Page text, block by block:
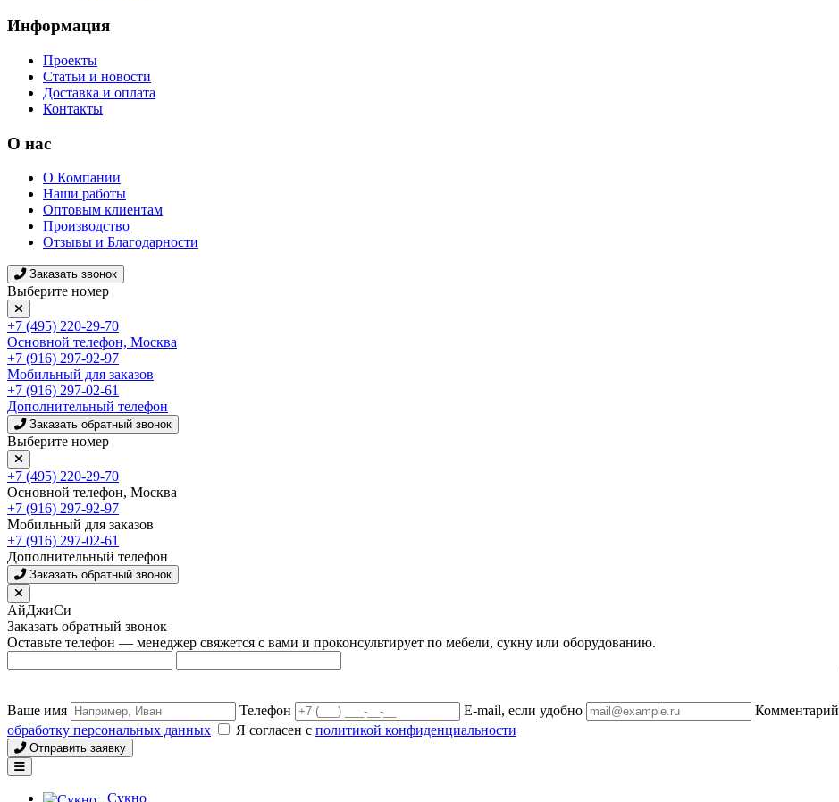
Информация
Проекты
Статьи и новости
Доставка и оплата
Контакты
О нас
О Компании
Наши работы
Оптовым клиентам
Производство
Отзывы и Благодарности
Заказать звонок
Выберите номер
+7 (495) 220-29-70
Основной телефон, Москва
+7 (916) 297-92-97
Мобильный для заказов
+7 (916) 297-02-61
Дополнительный телефон
Заказать обратный звонок
Выберите номер
+7 (495) 220-29-70
Основной телефон, Москва
+7 (916) 297-92-97
Мобильный для заказов
+7 (916) 297-02-61
Дополнительный телефон
Заказать обратный звонок
АйДжиСи
Заказать обратный звонок
Оставьте телефон — менеджер свяжется с вами и проконсультирует по мебели, сукну или оборудованию.
Ваше имя Телефон E-mail, если удобно Комментарий
обработку персональных данных
Я согласен с политикой конфиденциальности
Отправить заявку
Сукно